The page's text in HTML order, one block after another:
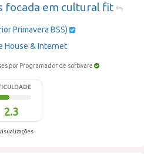
focada em cultural fit
Primavera BSS)
House & Internet
por Programador de software
2.3